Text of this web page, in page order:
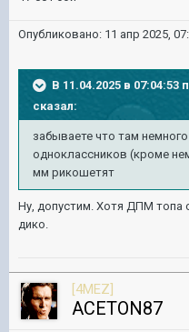
Опубликовано: 11 апр 2025,
В 11.04.2025 в 07:04:53
сказал:
забываете что там
одноклассников (кроме
мм рикошетят
Ну, допустим. Хотя ДПМ топа
дико.
[4MEZ]
ACETON87